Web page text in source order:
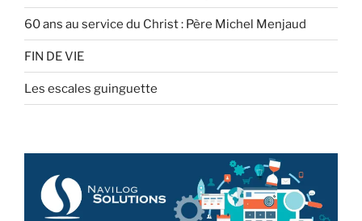
60 ans au service du Christ : Père Michel Menjaud
FIN DE VIE
Les escales guinguette